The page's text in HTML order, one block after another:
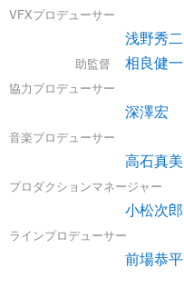
VFXプロデューサー
浅野秀二
助監督 相良健一
協力プロデューサー
深澤宏
音楽プロデューサー
高石真美
プロダクションマネージャー
小松次郎
ラインプロデューサー
前場恭平